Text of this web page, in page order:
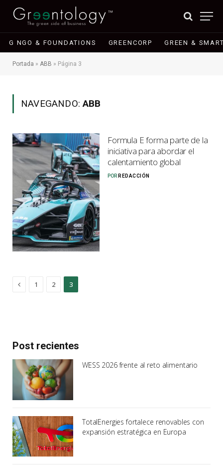
G NGO & FOUNDATIONS GREENCORP GREEN &
Portada » ABB » Página 3
NAVEGANDO:ABB
Formula E forma parte de la
iniciativa para abordar el
calentamiento global
POR REDACCIÓN
Previous
1 2 3
Post recientes
WESS 2026 frente al reto alimentario
TotalEnergies fortalece renovables con
expansión estratégica en Europa